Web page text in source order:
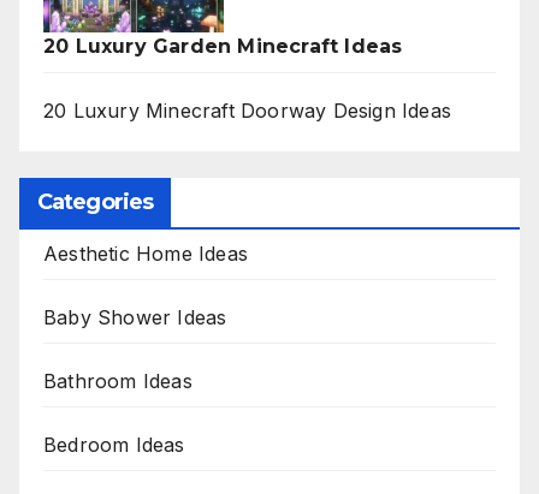
20 Luxury Garden Minecraft Ideas
20 Luxury Minecraft Doorway Design Ideas
Categories
Aesthetic Home Ideas
Baby Shower Ideas
Bathroom Ideas
Bedroom Ideas